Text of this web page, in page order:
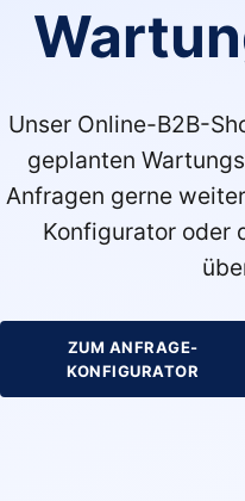
Unser Online-B2B-
geplanten
Anfragen gerne
Konfigurator oder
ZUM ANFRAGE-
KONFIGURATOR